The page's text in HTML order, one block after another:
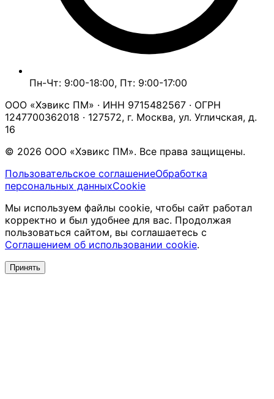
Пн-Чт: 9:00-18:00, Пт: 9:00-17:00
ООО «Хэвикс ПМ» · ИНН 9715482567 · ОГРН
1247700362018 · 127572, г. Москва, ул. Угличская, д.
16
© 2026 ООО «Хэвикс ПМ». Все права защищены.
Пользовательское соглашениеОбработка
персональных данныхCookie
Мы используем файлы cookie, чтобы сайт работал
корректно и был удобнее для вас. Продолжая
пользоваться сайтом, вы соглашаетесь с
Соглашением об использовании cookie.
Принять